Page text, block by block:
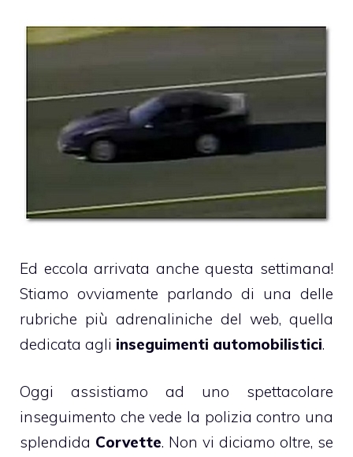
Ed eccola arrivata anche questa settimana!
Stiamo ovviamente parlando di una delle
rubriche più adrenaliniche del web, quella
dedicata agli inseguimenti automobilistici.
Oggi assistiamo ad uno spettacolare
inseguimento che vede la polizia contro una
splendida Corvette. Non vi diciamo oltre, se